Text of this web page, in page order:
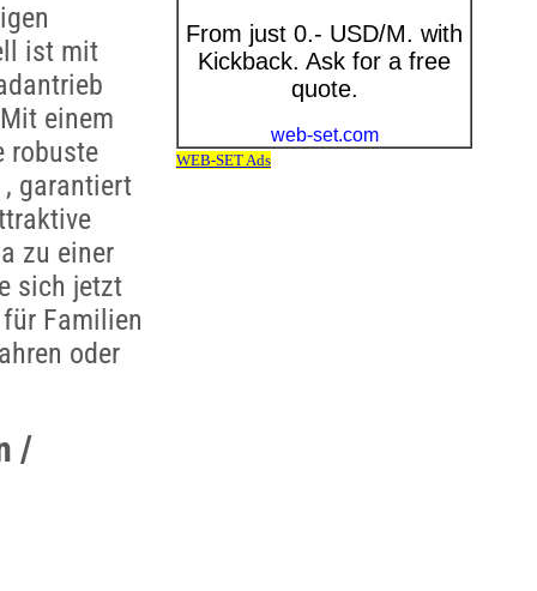
ist mit
einem
robuste
garantiert
zu einer
sich jetzt
Familien
oder
/